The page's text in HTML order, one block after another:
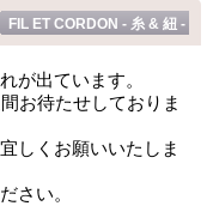
FIL ET CORDON - 糸 & 紐 -
が出ています。
お待たせしておりま
しくお願いいたしま
さい。